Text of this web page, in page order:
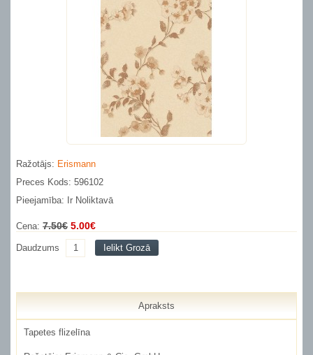
Ražotājs: Erismann
Preces Kods: 596102
Pieejamība: Ir Noliktavā
Cena: 7.50€ 5.00€
Daudzums Ielikt Grozā
Apraksts
Tapetes flizelīna